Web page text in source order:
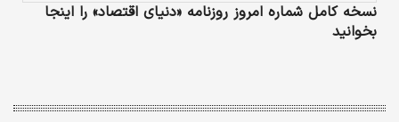
نسخه کامل شماره امروز روزنامه «دنیای‌ اقتصاد» را اینجا
بخوانید